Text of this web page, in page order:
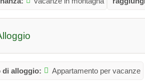
di alloggio: Appartamento per vacanze